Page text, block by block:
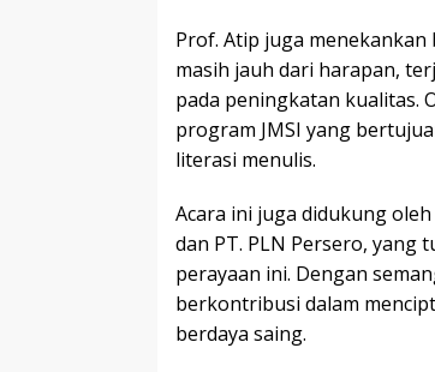
Prof. Atip juga
masih jauh dari harapan,
pada peningkatan kualitas.
program JMSI yang
literasi menulis.
Acara ini juga didukung
dan PT. PLN Persero, yang
perayaan ini. Dengan
berkontribusi dalam
berdaya saing.